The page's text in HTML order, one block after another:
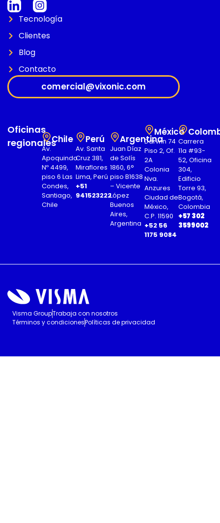
Tecnología
Clientes
Blog
Contacto
comercial@vixonic.com
Oficinas
regionalesChile
Av.
Apoquindo
Nº 4499,
piso 6 Las
Condes,
Santiago,
Chile
Perú
Av. Santa
Cruz 381,
Miraflores
Lima, Perú
+51
941523222
Argentina
Juan Díaz
de Solís
1860, 6°
piso B1638
– Vicente
López
Buenos
Aires,
Argentina
México
Darwin 74
Piso 2, Of.
2A
Colonia
Nva.
Anzures
Ciudad de
México,
C.P. 11590
+52 56
1175 9084
Carrera
11a #93-
52, Oficina
304,
Edificio
Torre 93,
Bogotá,
Colombia
+57 302
3599002
Visma GroupTrabaja con nosotros
Términos y condicionesPolíticas de privacidad